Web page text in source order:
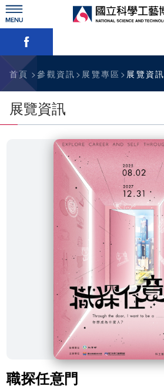
跳
到
主
要
訊息公告
參觀資訊
教育資源
網站服務
English
略過字型切換，社群分享工具列
首頁 參觀資訊 展覽專區 展覽資訊
展覽資訊
職探任意門